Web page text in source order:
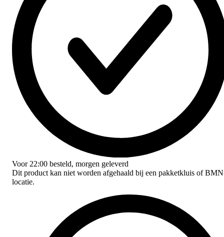
Voor 22:00 besteld, morgen geleverd
Dit product kan niet worden afgehaald bij een pakketkluis of
locatie.